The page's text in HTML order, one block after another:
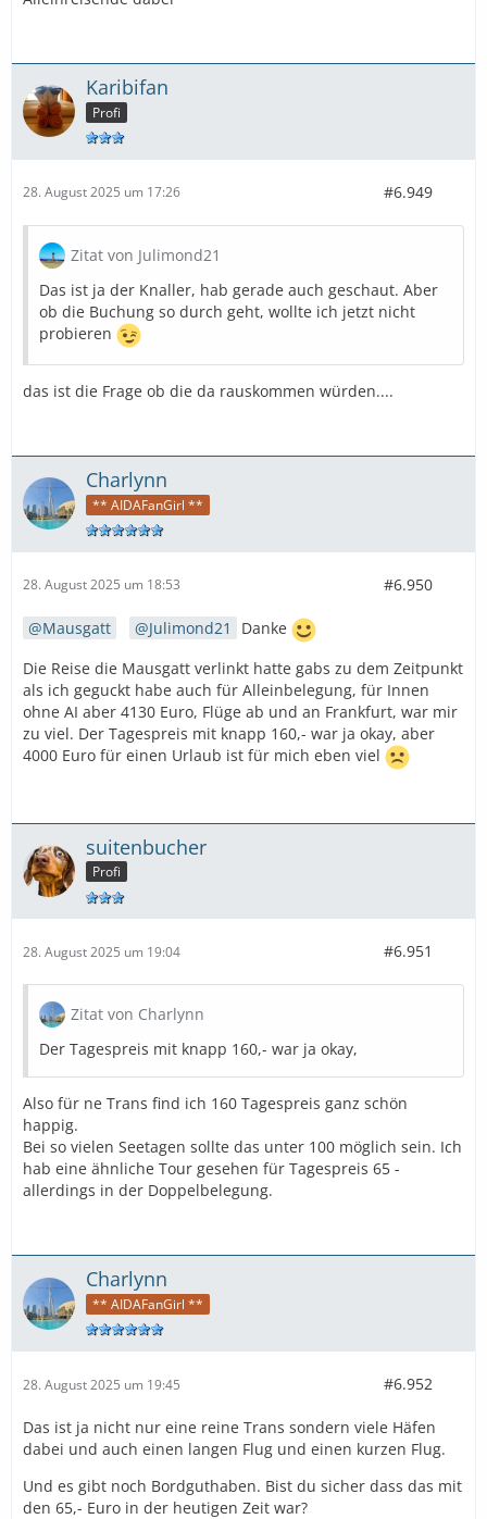
Karibifan
Profi
28. August 2025 um 17:26 #6.949
Zitat von Julimond21
Das ist ja der Knaller, hab gerade auch geschaut. Aber
ob die Buchung so durch geht, wollte ich jetzt nicht
probieren
das ist die Frage ob die da rauskommen würden....
Charlynn
** AIDAFanGirl **
28. August 2025 um 18:53 #6.950
Mausgatt Julimond21
Danke
Die Reise die Mausgatt verlinkt hatte gabs zu dem Zeitpunkt
als ich geguckt habe auch für Alleinbelegung, für Innen
ohne AI aber 4130 Euro, Flüge ab und an Frankfurt, war mir
zu viel. Der Tagespreis mit knapp 160,- war ja okay, aber
4000 Euro für einen Urlaub ist für mich eben viel
suitenbucher
Profi
28. August 2025 um 19:04 #6.951
Zitat von Charlynn
Der Tagespreis mit knapp 160,- war ja okay,
Also für ne Trans find ich 160 Tagespreis ganz schön
happig.
Bei so vielen Seetagen sollte das unter 100 möglich sein. Ich
hab eine ähnliche Tour gesehen für Tagespreis 65 -
allerdings in der Doppelbelegung.
Charlynn
** AIDAFanGirl **
28. August 2025 um 19:45 #6.952
Das ist ja nicht nur eine reine Trans sondern viele Häfen
dabei und auch einen langen Flug und einen kurzen Flug.
Und es gibt noch Bordguthaben. Bist du sicher dass das mit
den 65,- Euro in der heutigen Zeit war?